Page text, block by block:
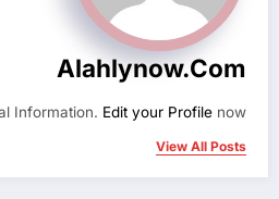
Alahlynow.com
Information. Edit your Profile now.
View All Posts